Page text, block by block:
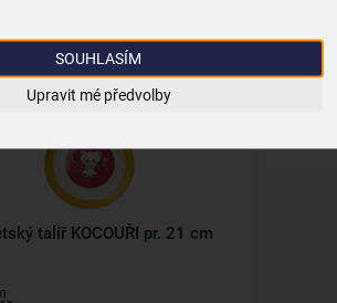
SOUHLASÍM
Upravit mé předvolby
do košíku
talíř KOCOUŘI pr. 21 cm